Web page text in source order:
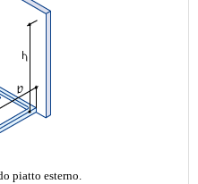
piatto esterno.